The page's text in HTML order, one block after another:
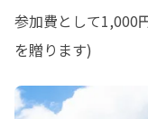
参加費として1,000
を贈ります)